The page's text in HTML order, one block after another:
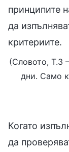
принципите
да
критериите.
(Словото, Т.3
дни. Само
Когато
да